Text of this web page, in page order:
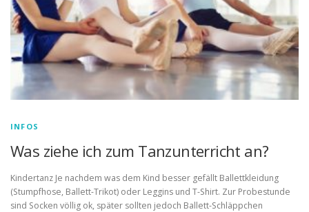
INFOS
Was ziehe ich zum Tanzunterricht an?
Kindertanz Je nachdem was dem Kind besser gefällt Ballettkleidung
(Stumpfhose, Ballett-Trikot) oder Leggins und T-Shirt. Zur Probestunde
sind Socken völlig ok, später sollten jedoch Ballett-Schläppchen